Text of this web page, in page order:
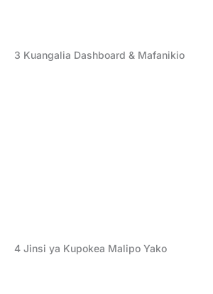
3 Kuangalia Dashboard & Mafanikio
4 Jinsi ya Kupokea Malipo Yako